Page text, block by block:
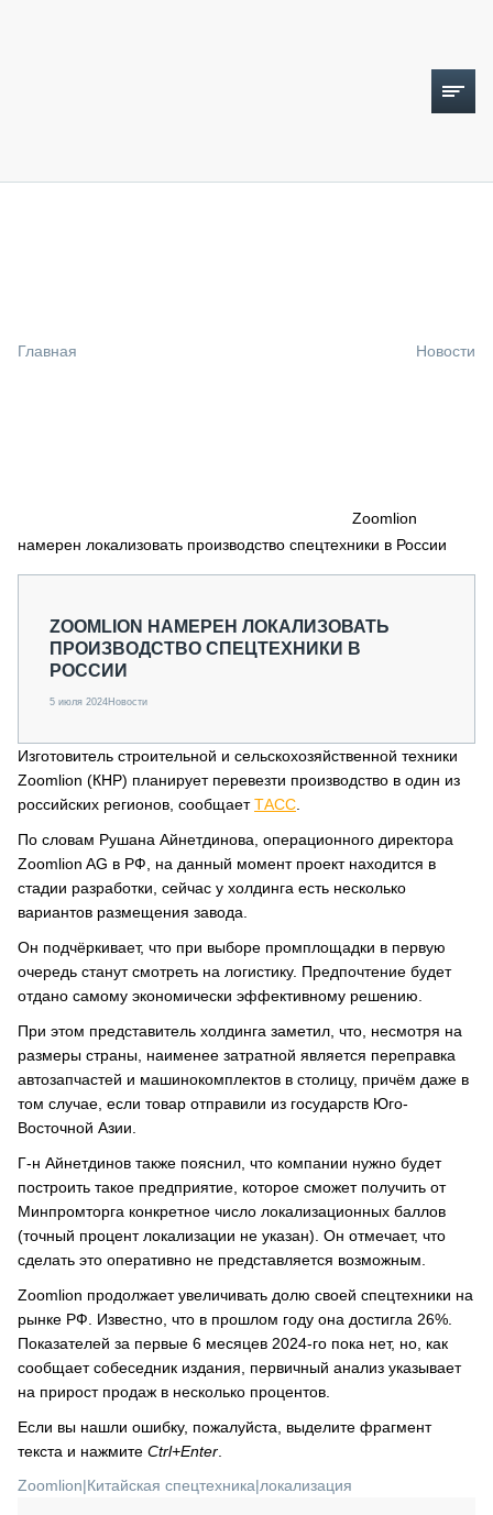
СПЕЦПРОЕКТЫ
О ПРОЕКТЕ
Главная Новости
Zoomlion
намерен локализовать производство спецтехники в России
ZOOMLION НАМЕРЕН ЛОКАЛИЗОВАТЬ
ПРОИЗВОДСТВО СПЕЦТЕХНИКИ В
РОССИИ
5 июля 2024Новости
Изготовитель строительной и сельскохозяйственной техники
Zoomlion (КНР) планирует перевезти производство в один из
российских регионов, сообщаетТАСС
По словам Рушана Айнетдинова, операционного директора
Zoomlion AG в РФ, на данный момент проект находится в
стадии разработки, сейчас у холдинга есть несколько
вариантов размещения завода.
Он подчёркивает, что при выборе промплощадки в первую
очередь станут смотреть на логистику. Предпочтение будет
отдано самому экономически эффективному решению.
При этом представитель холдинга заметил, что, несмотря на
размеры страны, наименее затратной является переправка
автозапчастей и машинокомплектов в столицу, причём даже в
том случае, если товар отправили из государств Юго-
Восточной Азии.
Г-н Айнетдинов также пояснил, что компании нужно будет
построить такое предприятие, которое сможет получить от
Минпромторга конкретное число локализационных баллов
(точный процент локализации не указан). Он отмечает, что
сделать это оперативно не представляется возможным.
Zoomlion продолжает увеличивать долю своей спецтехники на
рынке РФ. Известно, что в прошлом году она достигла 26%.
Показателей за первые 6 месяцев 2024-го пока нет, но, как
сообщает собеседник издания, первичный анализ указывает
на прирост продаж в несколько процентов.
Если вы нашли ошибку, пожалуйста, выделите фрагмент
текста и нажмите Ctrl+Enter
Zoomlion|Китайская спецтехника|локализация